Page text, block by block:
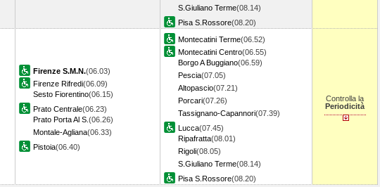
S.Giuliano Terme(08.14)
Pisa S.Rossore(08.20)
Firenze S.M.N.(06.03)
Firenze Rifredi(06.09)
Sesto Fiorentino(06.15)
Prato Centrale(06.23)
Prato Porta Al S. (06.26)
Montale-Agliana(06.33)
Pistoia(06.40)
Montecatini Terme(06.52)
Montecatini Centro(06.55)
Borgo A Buggiano(06.59)
Pescia(07.05)
Altopascio(07.21)
Porcari(07.26)
Tassignano-Capannori(07.39)
Lucca(07.45)
Ripafratta(08.01)
Rigoli(08.05)
S.Giuliano Terme(08.14)
Pisa S.Rossore(08.20)
Controlla la
Periodicità